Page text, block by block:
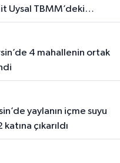
Uysal TBMM’deki
gösterdi
çıkarıldı